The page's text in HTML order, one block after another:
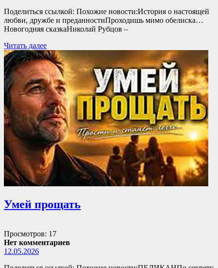
Поделиться ссылкой: Похожие новости:История о настоящей
любви, дружбе и преданностиПроходишь мимо обелиска…
Новогодняя сказкаНиколай Рубцов –
Читать далее
Умей прощать
Просмотров: 17
Нет комментариев
12.05.2026